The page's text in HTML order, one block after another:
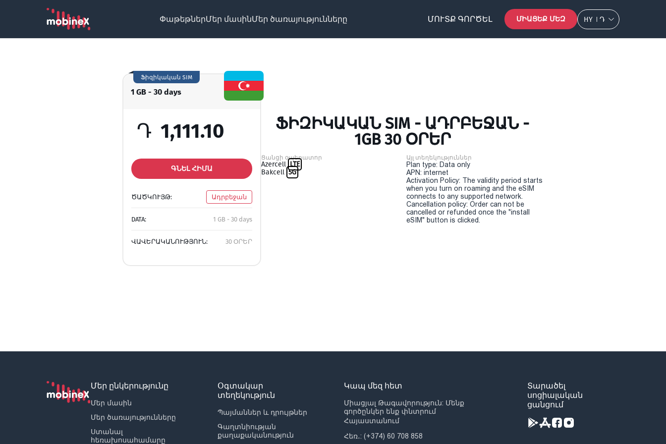
ՓաթեթներՄեր մասինՄեր ծառայությունները ՄՈՒՏՔ ԳՈՐԾԵԼ ՄԻԱՑԵՔ ՄԵԶ HY Դ
1 GB - 30 days
Ֆիզիկական SIM
Դ 1,111.10
ԳՆԵԼ ՀԻՄԱ
ԾԱԾԿՈՒՅԹ: Ադրբեջան
DATA: 1 GB - 30 days
ՎԱՎԵՐԱԿԱՆՈՒԹՅՈՒՆ: 30 ՕՐԵՐ
ՖԻԶԻԿԱԿԱՆ SIM - ԱԴՐԲԵՋԱՆ -
1GB 30 ՕՐԵՐ
Ցանցի օպերատոր
Azercell LTE
Bakcell 5G
Այլ տեղեկություններ
Plan type: Data only
APN: internet
Activation Policy: The validity period starts
when you turn on roaming and the eSIM
connects to any supported network.
Cancellation policy: Order can not be
cancelled or refunded once the "install
eSIM" button is clicked.
Մեր ընկերությունը
Մեր մասին
Մեր ծառայությունները
Ստանալ
հեռախոսահամարը
Օգտակար
տեղեկություն
Պայմաններ և դրույթներ
Գաղտնիության
քաղաքականություն
Կապ մեզ հետ
Միացյալ Թագավորություն: Մենք
գործընկեր ենք փնտրում
Հայաստանում
Հեռ․: (+374) 60 708 858
Տարածել
սոցիալական
ցանցում